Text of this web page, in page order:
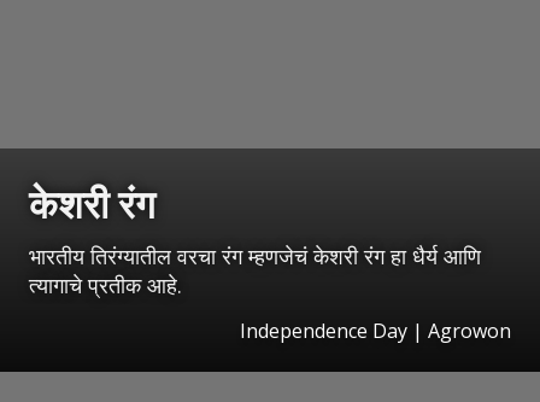
केशरी रंग
भारतीय तिरंग्यातील वरचा रंग म्हणजेचं केशरी रंग हा धैर्य आणि
त्यागाचे प्रतीक आहे.
Independence Day | Agrowon